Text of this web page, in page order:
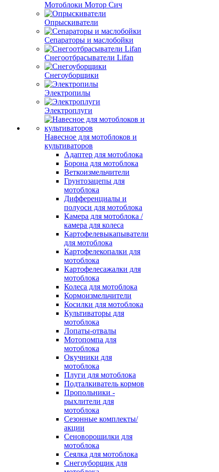
Мотоблоки Мотор Сич
Опрыскиватели
Сепараторы и маслобойки
Снегоотбрасыватели Lifan
Снегоуборщики
Электропилы
Электроплуги
Навесное для мотоблоков и
культиваторов
Адаптер для мотоблока
Борона для мотоблока
Веткоизмельчители
Грунтозацепы для
мотоблока
Дифференциалы и
полуоси для мотоблока
Камера для мотоблока /
камера для колеса
Картофелевыкапыватели
для мотоблока
Картофелекопалки для
мотоблока
Картофелесажалки для
мотоблока
Колеса для мотоблока
Кормоизмельчители
Косилки для мотоблока
Культиваторы для
мотоблока
Лопаты-отвалы
Мотопомпа для
мотоблока
Окучники для
мотоблока
Плуги для мотоблока
Подталкиватель кормов
Пропольники -
рыхлители для
мотоблока
Сезонные комплекты/
акции
Сеноворошилки для
мотоблока
Сеялка для мотоблока
Снегоуборщик для